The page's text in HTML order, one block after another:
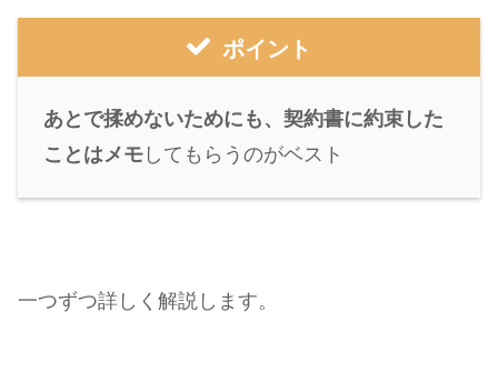
ポイント
あとで揉めないためにも、契約書に約束した
ことはメモしてもらうのがベスト
一つずつ詳しく解説します。